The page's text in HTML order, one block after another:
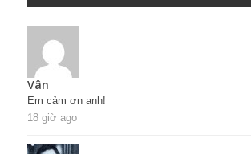
Vân
Em cảm ơn anh!
18 giờ ago